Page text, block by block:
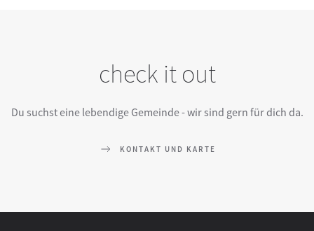
check it out
Du suchst eine lebendige Gemeinde - wir sind gern für dich da.
KONTAKT UND KARTE